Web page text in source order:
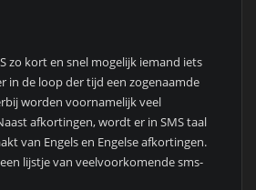
zo kort en snel mogelijk iemand iets
in de loop der tijd een zogenaamde
worden voornamelijk veel
afkortingen, wordt er in SMS taal
van Engels en Engelse afkortingen.
lijstje van veelvoorkomende sms-